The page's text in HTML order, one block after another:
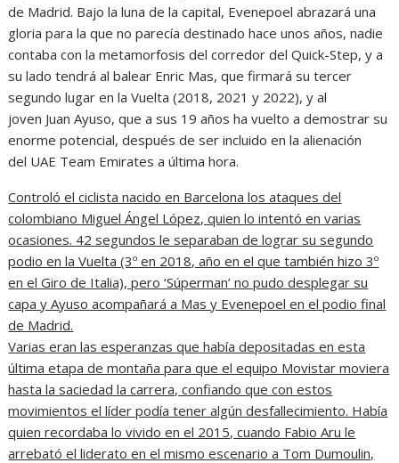
de Madrid. Bajo la luna de la capital, Evenepoel abrazará una
gloria para la que no parecía destinado hace unos años, nadie
contaba con la metamorfosis del corredor del Quick-Step, y a
su lado tendrá al balear Enric Mas, que firmará su tercer
segundo lugar en la Vuelta (2018, 2021 y 2022), y al
joven Juan Ayuso, que a sus 19 años ha vuelto a demostrar su
enorme potencial, después de ser incluido en la alienación
del UAE Team Emirates a última hora.
Controló el ciclista nacido en Barcelona los ataques del
colombiano Miguel Ángel López, quien lo intentó en varias
ocasiones. 42 segundos le separaban de lograr su segundo
podio en la Vuelta (3º en 2018, año en el que también hizo 3º
en el Giro de Italia), pero ‘Súperman’ no pudo desplegar su
capa y Ayuso acompañará a Mas y Evenepoel en el podio final
de Madrid.
Varias eran las esperanzas que había depositadas en esta
última etapa de montaña para que el equipo Movistar moviera
hasta la saciedad la carrera, confiando que con estos
movimientos el líder podía tener algún desfallecimiento. Había
quien recordaba lo vivido en el 2015, cuando Fabio Aru le
arrebató el liderato en el mismo escenario a Tom Dumoulin,